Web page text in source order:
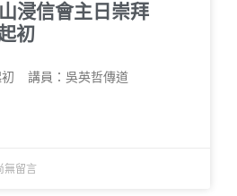
浸信會主日崇拜
初
初 講員：吳英哲傳道
無留言